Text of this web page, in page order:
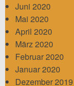
Juni 2020
Mai 2020
April 2020
März 2020
Februar 2020
Januar 2020
Dezember 2019